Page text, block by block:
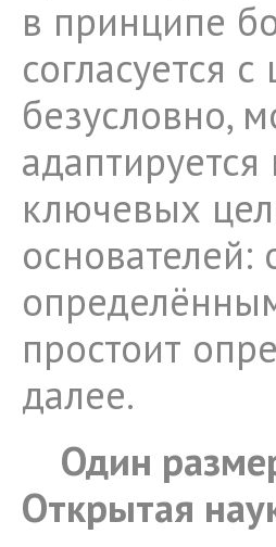
в принципе
согласуется
безусловно,
ключевых
основателей:
простоит
далее.
Один
Открытая